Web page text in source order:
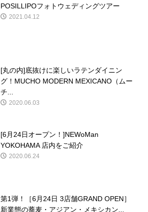
POSILLIPOフォトウェディングツアー
2021.04.12
[丸の内]底抜けに楽しいラテンダイニン
グ！MUCHO MODERN MEXICANO（ムー
チ...
2020.06.03
[6月24日オープン！]NEWoMan
YOKOHAMA 店内をご紹介
2020.06.24
第1弾！［6月24日 3店舗GRAND OPEN］
新業態の蕎麦・アジアン・メキシカン...